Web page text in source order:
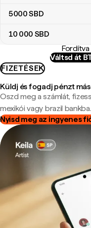
5000SBD
10 000 SBD
Váltsd át
FIZETÉSEK
Küldj és fogadj pénzt
Oszd meg a számlát,
mexikói vagy brazil
Nyisd meg az ingyenes